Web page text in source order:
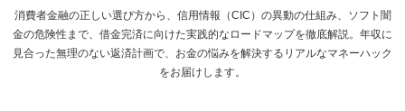
消費者金融の正しい選び方から、信用情報（CIC）の異動の仕組み、ソフト闇
金の危険性まで、借金完済に向けた実践的なロードマップを徹底解説。年収に
見合った無理のない返済計画で、お金の悩みを解決するリアルなマネーハック
をお届けします。